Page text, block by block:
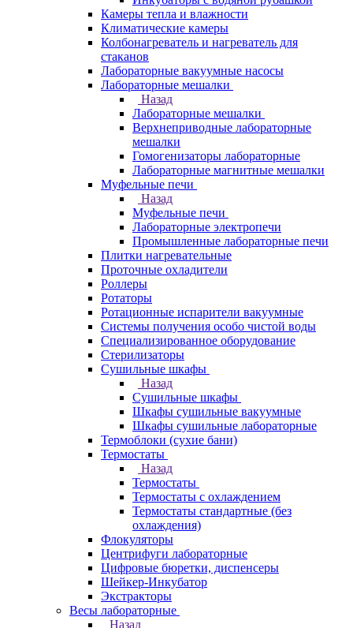
Камеры тепла и влажности
Климатические камеры
Колбонагреватель и нагреватель для
стаканов
Лабораторные вакуумные насосы
Лабораторные мешалки
Назад
Лабораторные мешалки
Верхнеприводные лабораторные
мешалки
Гомогенизаторы лабораторные
Лабораторные магнитные мешалки
Муфельные печи
Назад
Муфельные печи
Лабораторные электропечи
Промышленные лабораторные печи
Плитки нагревательные
Проточные охладители
Роллеры
Ротаторы
Ротационные испарители вакуумные
Системы получения особо чистой воды
Специализированное оборудование
Стерилизаторы
Сушильные шкафы
Назад
Сушильные шкафы
Шкафы сушильные вакуумные
Шкафы сушильные лабораторные
Термоблоки (сухие бани)
Термостаты
Назад
Термостаты
Термостаты с охлаждением
Термостаты стандартные (без
охлаждения)
Флокуляторы
Центрифуги лабораторные
Цифровые бюретки, диспенсеры
Шейкер-Инкубатор
Экстракторы
Весы лабораторные
Назад